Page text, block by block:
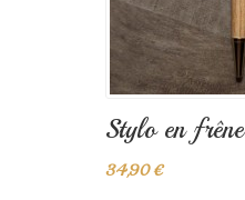
Stylo en frêne
34,90 €